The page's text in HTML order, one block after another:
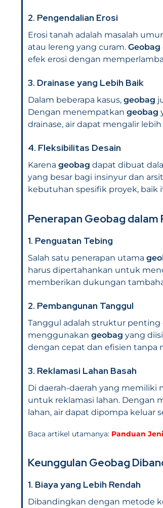
2. Pengendalian Erosi
Erosi tanah adalah masalah
atau lereng yang curam. Geobag
efek erosi dengan
3. Drainase yang Lebih Baik
Dalam beberapa kasus, geobag
Dengan menempatkan geobag
drainase, air dapat mengalir
4. Fleksibilitas Desain
Karena geobag dapat dibuat
yang besar bagi insinyur dan
kebutuhan spesifik proyek, baik
Penerapan Geobag dalam
1. Penguatan Tebing
Salah satu penerapan utama
harus dipertahankan untuk
memberikan dukungan
2. Pembangunan Tanggul
Tanggul adalah struktur penting
menggunakan geobag yang
dengan cepat dan efisien tanpa
3. Reklamasi Lahan Basah
Di daerah-daerah yang memiliki
untuk reklamasi lahan. Dengan
lahan, air dapat dipompa keluar
Baca artikel utamanya: Panduan
Keunggulan Geobag
1. Biaya yang Lebih Rendah
Dibandingkan dengan metode